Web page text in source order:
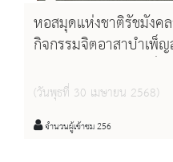
ร่วมในครั้งนี้สะท้อนถึงความมุ่
ภิเษก จันทบุรี ในการส่งเสริมจิ
ชุมชนและสิ่งแวดล้อมอย่างยั่งยืน
หอสมุดแห่งชาติรัชมังค
กิจกรรมจิตอาสาบำเพ็
กรรัศมีโชติ มหาวชิโรตต
เนื่องในโอกาสวันคล้าย
2568 ณ วัดบูรพาพิทยา
(วันพุธที่ 30 เมษายน 2568)
จำนวนผู้เข้าชม 256